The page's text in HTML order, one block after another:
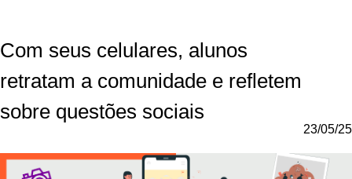
Com seus celulares, alunos
retratam a comunidade e refletem
sobre questões sociais
23/05/25